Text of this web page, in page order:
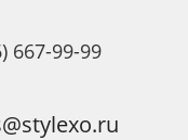
667-99-99